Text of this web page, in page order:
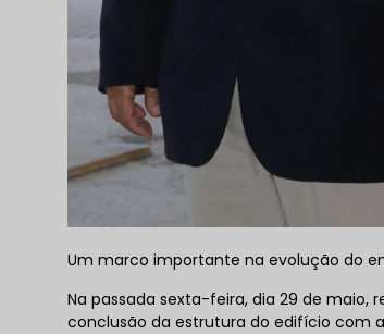
Um marco importante na evolução do
Na passada sexta-feira, dia 29 de maio,
conclusão da estrutura do edifício com